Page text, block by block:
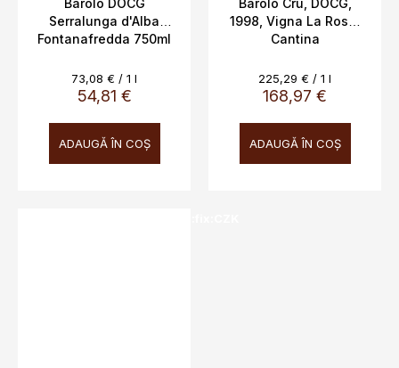
Barolo DOCG
Serralunga d'Alba
Fontanafredda 750ml
54,81 €
Evaluare
preţ:
73,08 € / 1 l
ADAUGĂ ÎN COŞ
R
A
T
T
Barolo Cru, DOCG,
1998, Vigna La Rosa,
Cantina
0,75l
168,97 €
Evaluare
preţ:
225,29 € / 1 l
ADAUGĂ ÎN COŞ